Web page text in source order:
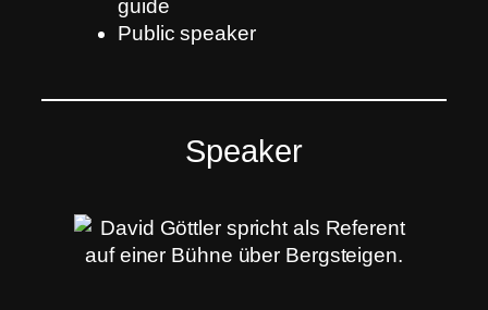
guide
Public speaker
Speaker